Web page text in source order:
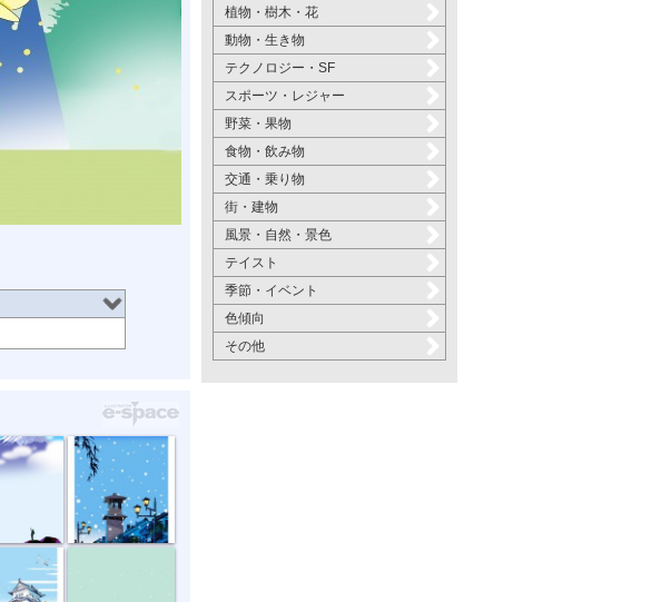
時の鐘
冬の港に降る雪
植物・樹木・花
動物・生き物
テクノロジー・SF
スポーツ・レジャー
野菜・果物
食物・飲み物
交通・乗り物
街・建物
風景・自然・景色
テイスト
季節・イベント
色傾向
その他